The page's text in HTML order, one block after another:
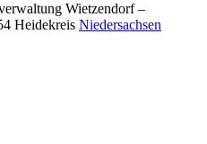
Wietzendorf –
Heidekreis Niedersachsen